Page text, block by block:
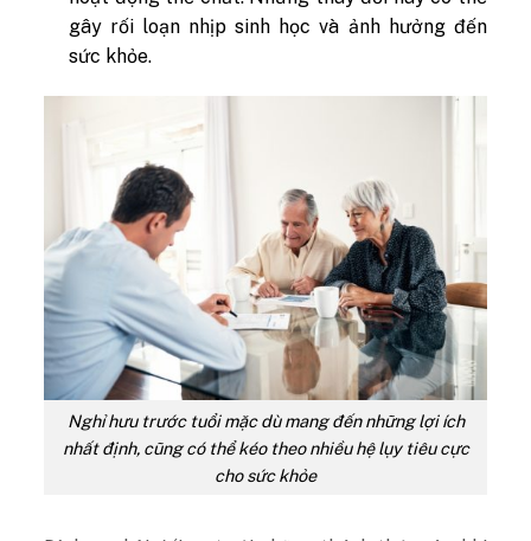
gây rối loạn nhịp sinh học và ảnh hưởng đến
sức khỏe.
Nghỉ hưu trước tuổi mặc dù mang đến những lợi ích
nhất định, cũng có thể kéo theo nhiều hệ lụy tiêu cực
cho sức khỏe